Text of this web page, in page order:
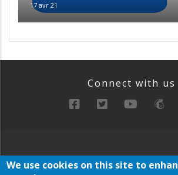
17 avr 21
Connect with us
BelowRECHERCHE MANIFESTE
We use cookies on this site to